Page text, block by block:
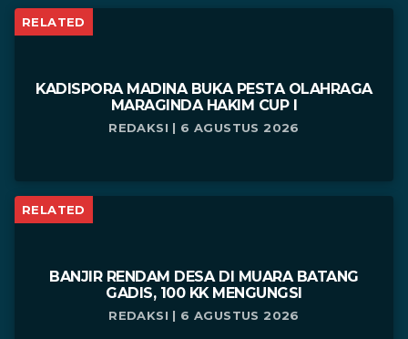
RELATED
KADISPORA MADINA BUKA PESTA OLAHRAGA
MARAGINDA HAKIM CUP I
REDAKSI | 6 AGUSTUS 2026
RELATED
BANJIR RENDAM DESA DI MUARA BATANG
GADIS, 100 KK MENGUNGSI
REDAKSI | 6 AGUSTUS 2026